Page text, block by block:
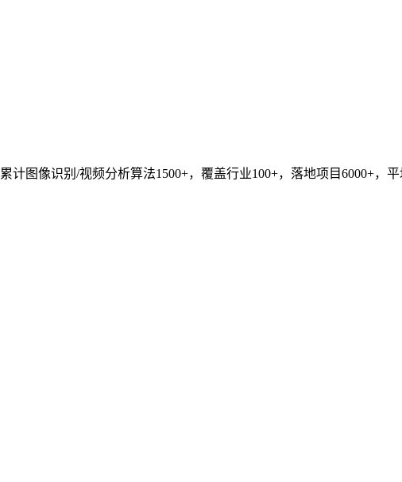
图像识别/视频分析算法1500+，覆盖行业100+，落地项目6000+，